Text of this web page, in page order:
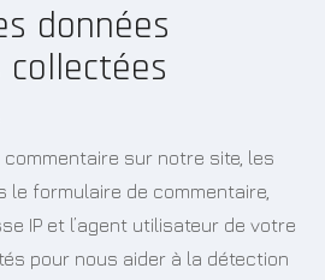
données
sur notre site, les
le formulaire de commentaire,
IP et l’agent utilisateur de votre
pour nous aider à la détection